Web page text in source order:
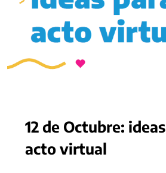
12 de Octubre:
acto virtual